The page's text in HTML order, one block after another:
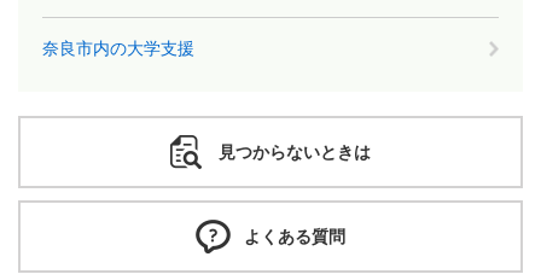
奈良市内の大学支援
見つからないときは
よくある質問